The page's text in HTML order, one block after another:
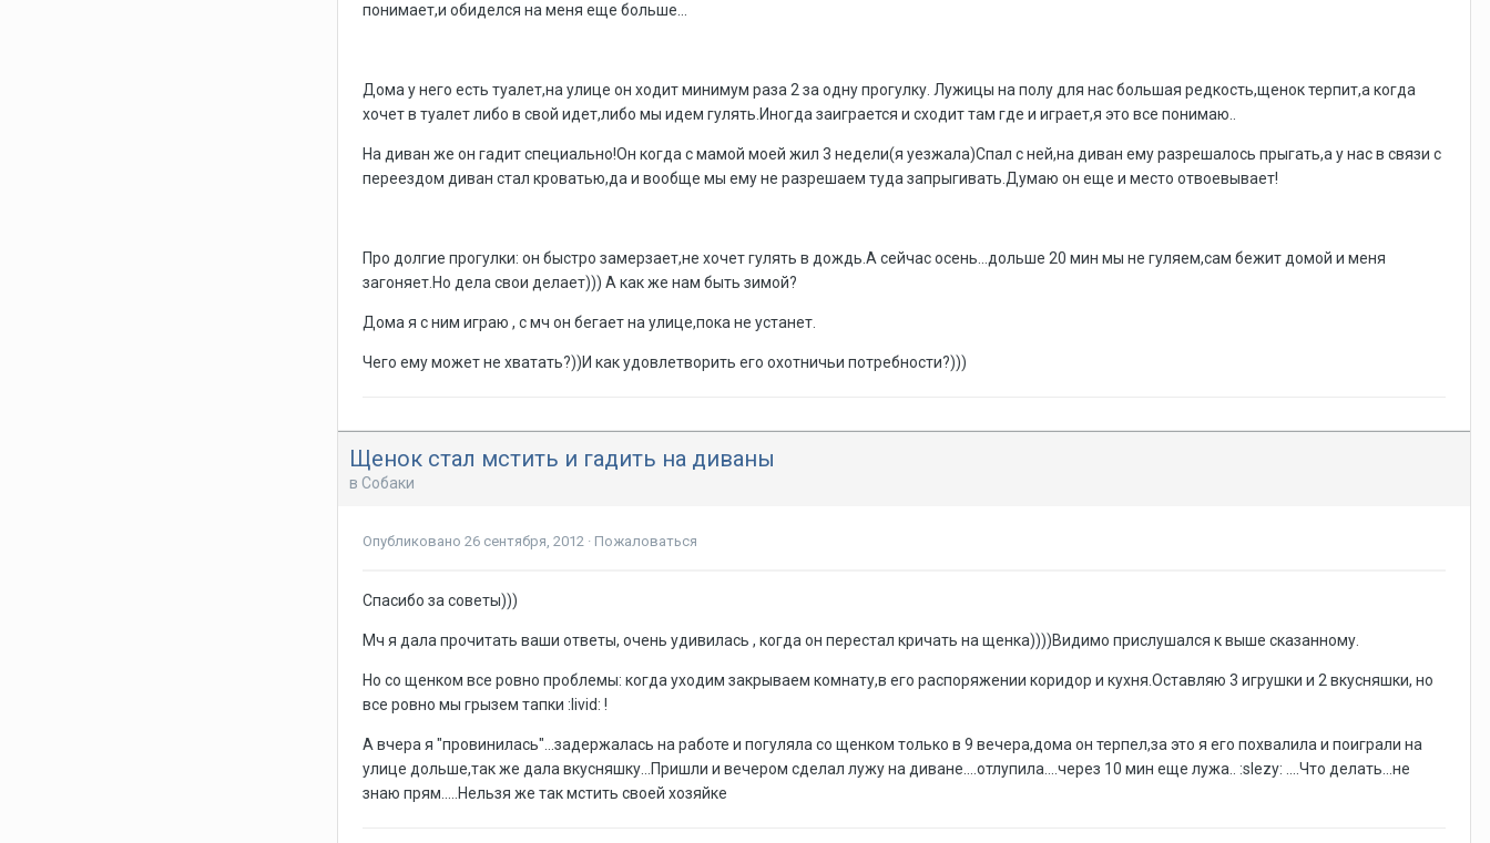
понимает,и обиделся на меня еще больше...
Дома у него есть туалет,на улице он ходит минимум раза 2 за одну прогулку. Лужицы на полу для нас большая редкость,щенок терпит,а когда
хочет в туалет либо в свой идет,либо мы идем гулять.Иногда заиграется и сходит там где и играет,я это все понимаю..
На диван же он гадит специально!Он когда с мамой моей жил 3 недели(я уезжала)Спал с ней,на диван ему разрешалось прыгать,а у нас в связи с
переездом диван стал кроватью,да и вообще мы ему не разрешаем туда запрыгивать.Думаю он еще и место отвоевывает!
Про долгие прогулки: он быстро замерзает,не хочет гулять в дождь.А сейчас осень...дольше 20 мин мы не гуляем,сам бежит домой и меня
загоняет.Но дела свои делает))) А как же нам быть зимой?
Дома я с ним играю , с мч он бегает на улице,пока не устанет.
Чего ему может не хватать?))И как удовлетворить его охотничьи потребности?)))
Щенок стал мстить и гадить на диваны
в Собаки
Опубликовано 26 сентября, 2012 · Пожаловаться
Спасибо за советы)))
Мч я дала прочитать ваши ответы, очень удивилась , когда он перестал кричать на щенка))))Видимо прислушался к выше сказанному.
Но со щенком все ровно проблемы: когда уходим закрываем комнату,в его распоряжении коридор и кухня.Оставляю 3 игрушки и 2 вкусняшки, но
все ровно мы грызем тапки :livid: !
А вчера я "провинилась"...задержалась на работе и погуляла со щенком только в 9 вечера,дома он терпел,за это я его похвалила и поиграли на
улице дольше,так же дала вкусняшку...Пришли и вечером сделал лужу на диване....отлупила....через 10 мин еще лужа.. :slezy: ....Что делать...не
знаю прям.....Нельзя же так мстить своей хозяйке